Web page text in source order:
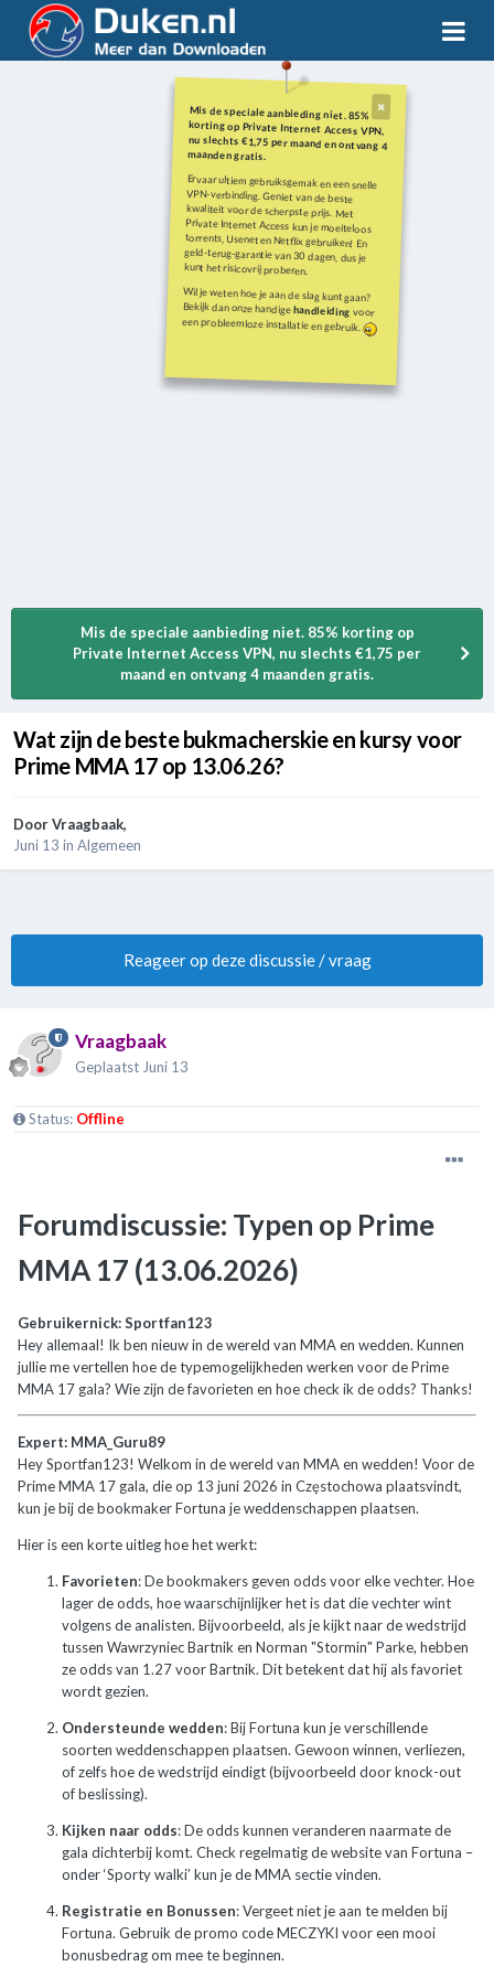
Mis de speciale aanbieding niet. 85%
korting op Private Internet Access VPN,
nu slechts €1,75 per maand en ontvang 4
maanden gratis.
Ervaar ultiem gebruiksgemak en een snelle
VPN-verbinding. Geniet van de beste
kwaliteit voor de scherpste prijs. Met
Private Internet Access kun je moeiteloos
torrents, Usenet en Netflix gebruiken! En
geld-terug-garantie van 30 dagen, dus je
kunt het risicovrij proberen.
Wil je weten hoe je aan de slag kunt gaan?
Bekijk dan onze handigehandleiding voor
een probleemloze installatie en gebruik.
Mis de speciale aanbieding niet. 85% korting op
Private Internet Access VPN, nu slechts €1,75 per
maand en ontvang 4 maanden gratis.
Wat zijn de beste bukmacherskie en kursy voor
Prime MMA 17 op 13.06.26?
DoorVraagbaak,
Juni 13 in Algemeen
Reageer op deze discussie / vraag
Vraagbaak
Geplaatst Juni 13
Status: Offline
Forumdiscussie: Typen op Prime
MMA 17 (13.06.2026)
Gebruikernick: Sportfan123
Hey allemaal! Ik ben nieuw in de wereld van MMA en wedden. Kunnen
jullie me vertellen hoe de typemogelijkheden werken voor de Prime
MMA 17 gala? Wie zijn de favorieten en hoe check ik de odds? Thanks!
Expert: MMA_Guru89
Hey Sportfan123! Welkom in de wereld van MMA en wedden! Voor de
Prime MMA 17 gala, die op 13 juni 2026 in Częstochowa plaatsvindt,
kun je bij de bookmaker Fortuna je weddenschappen plaatsen.
Hier is een korte uitleg hoe het werkt:
Favorieten: De bookmakers geven odds voor elke vechter. Hoe
lager de odds, hoe waarschijnlijker het is dat die vechter wint
volgens de analisten. Bijvoorbeeld, als je kijkt naar de wedstrijd
tussen Wawrzyniec Bartnik en Norman "Stormin" Parke, hebben
ze odds van 1.27 voor Bartnik. Dit betekent dat hij als favoriet
wordt gezien.
Ondersteunde wedden: Bij Fortuna kun je verschillende
soorten weddenschappen plaatsen. Gewoon winnen, verliezen,
of zelfs hoe de wedstrijd eindigt (bijvoorbeeld door knock-out
of beslissing).
Kijken naar odds: De odds kunnen veranderen naarmate de
gala dichterbij komt. Check regelmatig de website van Fortuna –
onder ‘Sporty walki’ kun je de MMA sectie vinden.
Registratie en Bonussen: Vergeet niet je aan te melden bij
Fortuna. Gebruik de promo code MECZYKI voor een mooi
bonusbedrag om mee te beginnen.